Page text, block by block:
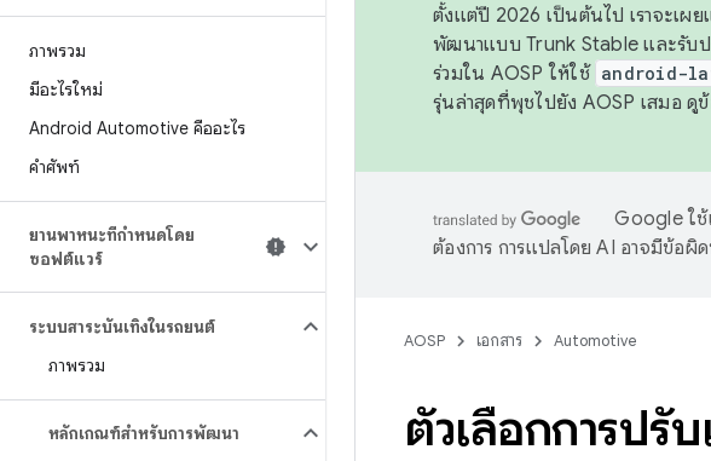
ภาพรวม
มีอะไรใหม่
Android Automotive คืออะไร
คำศัพท์
ยานพาหนะที่กำหนดโดย
ซอฟต์แวร์
ระบบสาระบันเทิงในรถยนต์
ภาพรวม
หลักเกณฑ์สำหรับการพัฒนา
ตั้งแต่ปี 2026 เป็นต้นไป เราจะเผ
พัฒนาแบบ Trunk Stable และรับป
ร่วมใน AOSP ให้ใช้ android-
รุ่นล่าสุดที่พุชไปยัง AOSP เสมอ ดู
Google ใ
ต้องการ การแปลโดย AI อาจมีข้อผิ
AOSP เอกสาร Automotive
ตัวเลือกการปรั